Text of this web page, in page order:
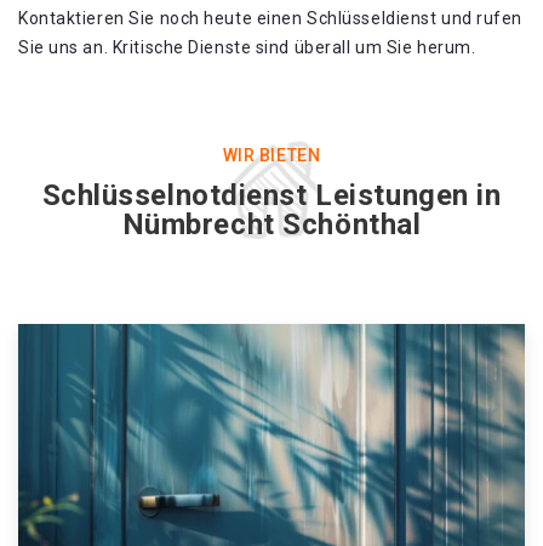
Kontaktieren Sie noch heute einen Schlüsseldienst und rufen
Sie uns an. Kritische Dienste sind überall um Sie herum.
WIR BIETEN
Schlüsselnotdienst Leistungen in
Nümbrecht Schönthal